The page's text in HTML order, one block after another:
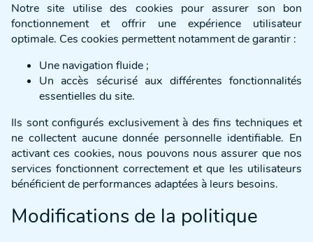
Notre site utilise des cookies pour assurer son bon
fonctionnement et offrir une expérience utilisateur
optimale. Ces cookies permettent notamment de garantir :
Une navigation fluide ;
Un accès sécurisé aux différentes fonctionnalités
essentielles du site.
Ils sont configurés exclusivement à des fins techniques et
ne collectent aucune donnée personnelle identifiable. En
activant ces cookies, nous pouvons nous assurer que nos
services fonctionnent correctement et que les utilisateurs
bénéficient de performances adaptées à leurs besoins.
Modifications de la politique